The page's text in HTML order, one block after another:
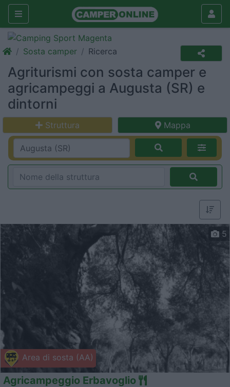
Sosta camper Ricerca
Agriturismi con sosta camper e
agricampeggi a Augusta (SR) e
dintorni
Struttura Mappa
Area di sosta (AA)
5
Agricampeggio Erbavoglio